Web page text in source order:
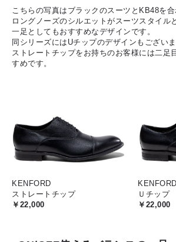
こちらの写真はブラックのスーツとKB48を合
ロングノーズのシルエットがスーツスタイル
一足としてもおすすめなデザインです。
同シリーズにはUチップのデザインもございま
ストレートチップをお持ちのお客様には二足
すめです。
KENFORD
ストレートチップ
￥22,000
KENFORD
Ｕチップ
￥22,000